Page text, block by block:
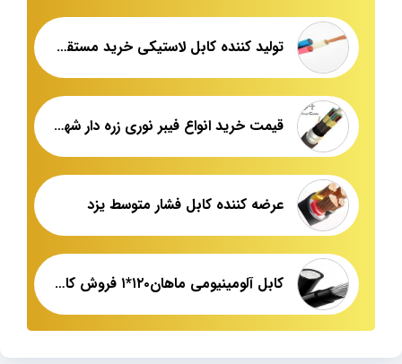
تولید کننده کابل لاستیکی خرید مستقیم کارخانه
قیمت خرید انواع فیبر نوری زره دار شهید قندی
عرضه کننده کابل فشار متوسط یزد
کابل آلومینیومی ماهان۱۲۰*۱ فروش کارخانه